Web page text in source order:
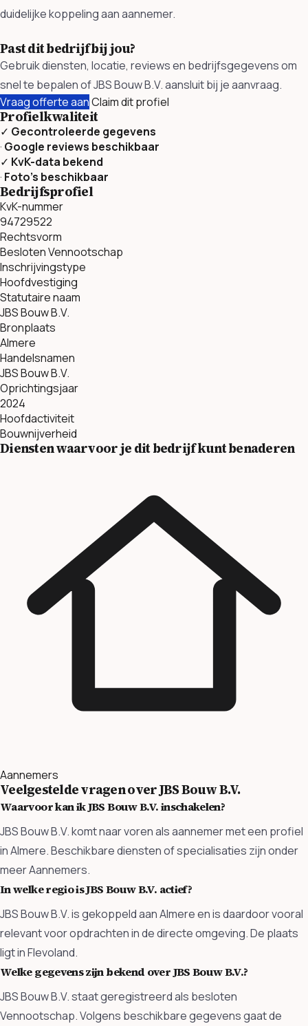
duidelijke koppeling aan aannemer.
Past dit bedrijf bij jou?
Gebruik diensten, locatie, reviews en bedrijfsgegevens om
snel te bepalen of JBS Bouw B.V. aansluit bij je aanvraag.
Vraag offerte aanClaim dit profiel
Profielkwaliteit
✓ Gecontroleerde gegevens
· Google reviews beschikbaar
✓ KvK-data bekend
· Foto’s beschikbaar
Bedrijfsprofiel
KvK-nummer
94729522
Rechtsvorm
Besloten Vennootschap
Inschrijvingstype
Hoofdvestiging
Statutaire naam
JBS Bouw B.V.
Bronplaats
Almere
Handelsnamen
JBS Bouw B.V.
Oprichtingsjaar
2024
Hoofdactiviteit
Bouwnijverheid
Diensten waarvoor je dit bedrijf kunt benaderen
Aannemers
Veelgestelde vragen over JBS Bouw B.V.
Waarvoor kan ik JBS Bouw B.V. inschakelen?
JBS Bouw B.V. komt naar voren als aannemer met een profiel
in Almere. Beschikbare diensten of specialisaties zijn onder
meer Aannemers.
In welke regio is JBS Bouw B.V. actief?
JBS Bouw B.V. is gekoppeld aan Almere en is daardoor vooral
relevant voor opdrachten in de directe omgeving. De plaats
ligt in Flevoland.
Welke gegevens zijn bekend over JBS Bouw B.V.?
JBS Bouw B.V. staat geregistreerd als besloten
Vennootschap. Volgens beschikbare gegevens gaat de